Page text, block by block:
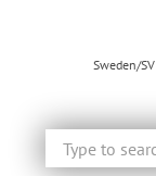
Sweden/SV
Search